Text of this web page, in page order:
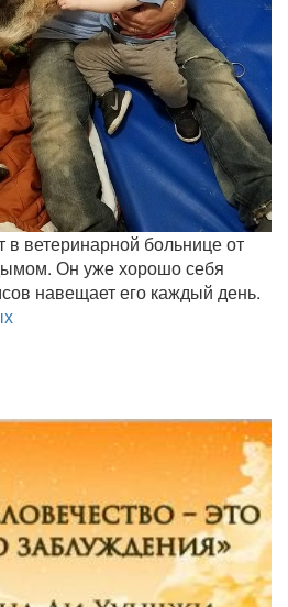
в ветеринарной больнице от
Он уже хорошо себя
навещает его каждый день.